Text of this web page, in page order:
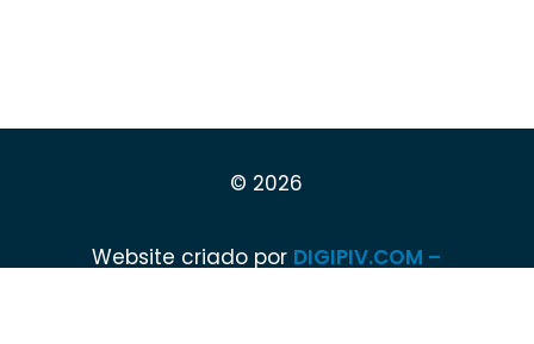
© 2026
Website criado por DIGIPIV.COM –